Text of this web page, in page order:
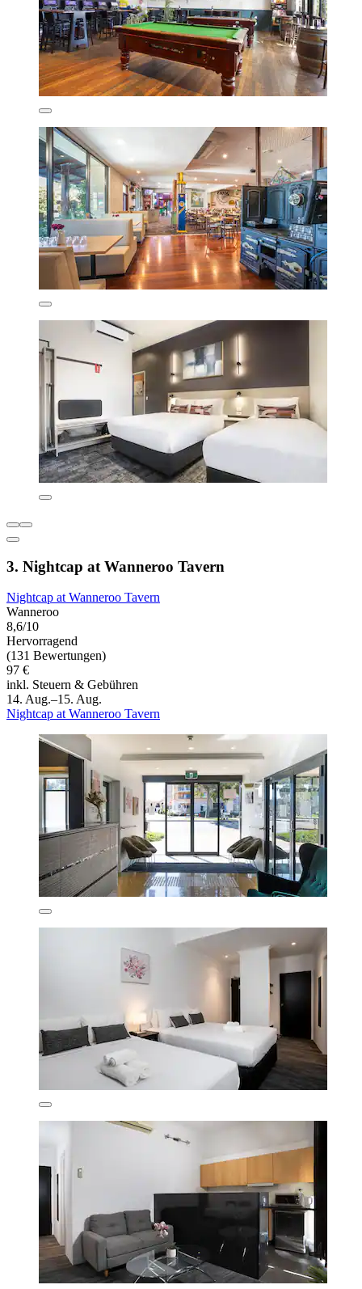
3. Nightcap at Wanneroo Tavern
Nightcap at Wanneroo Tavern
Wanneroo
8,6/10
Hervorragend
(131 Bewertungen)
97 €
inkl. Steuern & Gebühren
14. Aug.–15. Aug.
Nightcap at Wanneroo Tavern